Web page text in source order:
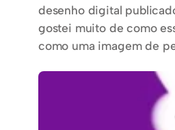
desenho digital
gostei muito de como
como uma imagem de